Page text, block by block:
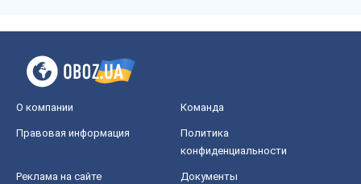
О компании Команда
Правовая информация
Политика
конфиденциальности
Реклама на сайте Документы